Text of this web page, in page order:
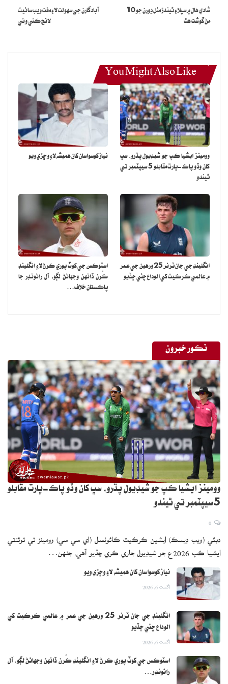
عهديدارن سان پنهنجا رابطا گھٽائڻ جي ضرورت پئجي سگھي ٿي.
شادي هال ۾ سپلاءِ ٿيندڙ مئل ڍورن جو 10
مڻ گوشت هٿ
آبادگارن جي سهولت لاءِ مفت ويب سائيٽ
لانچ ڪئي وئي
You Might Also Like
وومينز ايشيا ڪپ جو شيڊيول پڌرو، سڀ
کان وڏو پاڪ-ڀارت مقابلو 5 سيپٽمبر تي
ٿيندو
نياز کوسواسان کان هميشه لاءِ وڇڙي ويو
انگلينڊ جي جان ٽرنر 25 ورهين جي عمر
۾ عالمي ڪرڪيٽ کي الوداع چئي ڇڏيو
اسٽوڪس جي کوٽ پوري ڪرڻ لاءِ انگلينڊ
ڪُرن ڏانهن وجهائڻ لڳو، آل رائونڊر جا
پاڪستان خلاف…
نڪور خبرون
وومينز ايشيا ڪپ جو شيڊيول پڌرو، سڀ کان وڏو پاڪ-ڀارت مقابلو
5 سيپٽمبر تي ٿيندو
دبئي (ويب ڊيسڪ) ايشين ڪرڪيٽ ڪائونسل (اي سي سي) وومينز ٽي ٽوئنٽي
ايشيا ڪپ 2026ع جو شيڊيول جاري ڪري ڇڏيو آهي، جنهن…
نياز کوسواسان کان هميشه لاءِ وڇڙي ويو
اگست 6, 2026
انگلينڊ جي جان ٽرنر 25 ورهين جي عمر ۾ عالمي ڪرڪيٽ کي
الوداع چئي ڇڏيو
اگست 6, 2026
اسٽوڪس جي کوٽ پوري ڪرڻ لاءِ انگلينڊ ڪُرن ڏانهن وجهائڻ لڳو، آل
رائونڊر…